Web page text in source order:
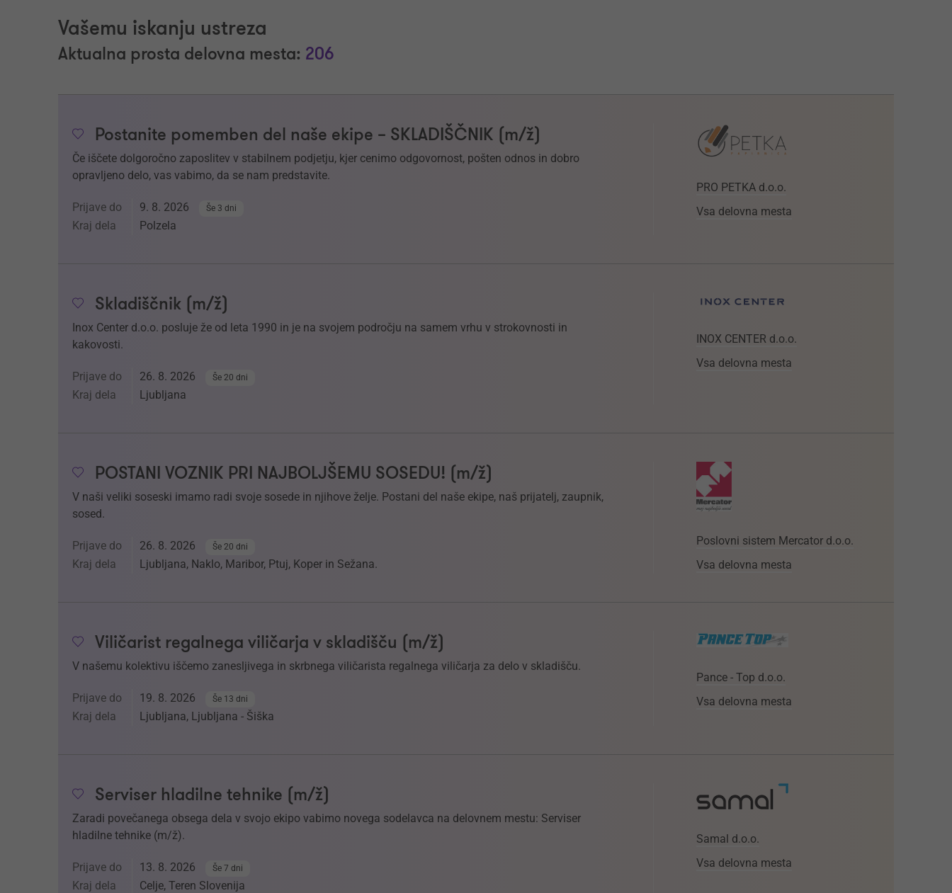
Vašemu iskanju ustreza
Aktualna prosta delovna mesta: 206
Postanite pomemben del naše ekipe – SKLADIŠČNIK (m/ž)
Če iščete dolgoročno zaposlitev v stabilnem podjetju, kjer cenimo odgovornost, pošten odnos in dobro
opravljeno delo, vas vabimo, da se nam predstavite.
Prijave do 9. 8. 2026 Še 3 dni
Kraj dela Polzela
PRO PETKA d.o.o.
Vsa delovna mesta
Skladiščnik (m/ž)
Inox Center d.o.o. posluje že od leta 1990 in je na svojem področju na samem vrhu v strokovnosti in
kakovosti.
Prijave do 26. 8. 2026 Še 20 dni
Kraj dela Ljubljana
INOX CENTER d.o.o.
Vsa delovna mesta
POSTANI VOZNIK PRI NAJBOLJŠEMU SOSEDU! (m/ž)
V naši veliki soseski imamo radi svoje sosede in njihove želje. Postani del naše ekipe, naš prijatelj, zaupnik,
sosed.
Prijave do 26. 8. 2026 Še 20 dni
Kraj dela Ljubljana, Naklo, Maribor, Ptuj, Koper in Sežana.
Poslovni sistem Mercator d.o.o.
Vsa delovna mesta
Viličarist regalnega viličarja v skladišču (m/ž)
V našemu kolektivu iščemo zanesljivega in skrbnega viličarista regalnega viličarja za delo v skladišču.
Prijave do 19. 8. 2026 Še 13 dni
Kraj dela Ljubljana, Ljubljana - Šiška
Pance - Top d.o.o.
Vsa delovna mesta
Serviser hladilne tehnike (m/ž)
Zaradi povečanega obsega dela v svojo ekipo vabimo novega sodelavca na delovnem mestu: Serviser
hladilne tehnike (m/ž).
Prijave do 13. 8. 2026 Še 7 dni
Kraj dela Celje, Teren Slovenija
Samal d.o.o.
Vsa delovna mesta